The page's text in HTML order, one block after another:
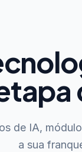
de IA,
a sua